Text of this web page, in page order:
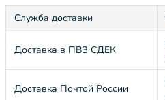
Служба доставки
Доставка в ПВЗ СДЕК
Доставка Почтой России